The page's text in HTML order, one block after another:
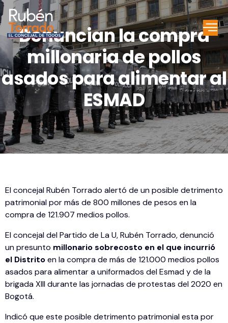
Denuncian la compra
millonaria de pollos
asados para alimentar al
ESMAD
El concejal Rubén Torrado alertó de un posible detrimento
patrimonial por más de 800 millones de pesos en la
compra de 121.907 medios pollos.
El concejal del Partido de La U, Rubén Torrado, denunció
un presunto millonario sobrecosto en el que incurrió
el Distritoen la compra de más de 121.000 medios pollos
asados para alimentar a uniformados del Esmad y de la
brigada XIII durante las jornadas de protestas del 2020 en
Bogotá.
Indicó que este posible detrimento patrimonial esta por